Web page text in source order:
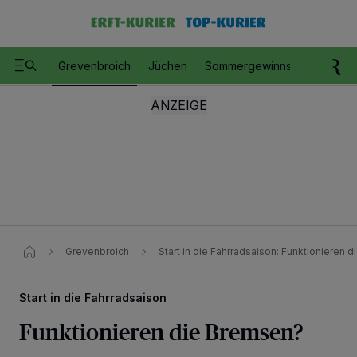
Grevenbroich Jüchen Sommergewinnspiel
Grevenbroich Start in die Fahrradsaison: Funktionieren
Start in die Fahrradsaison
Funktionieren die Bremsen?